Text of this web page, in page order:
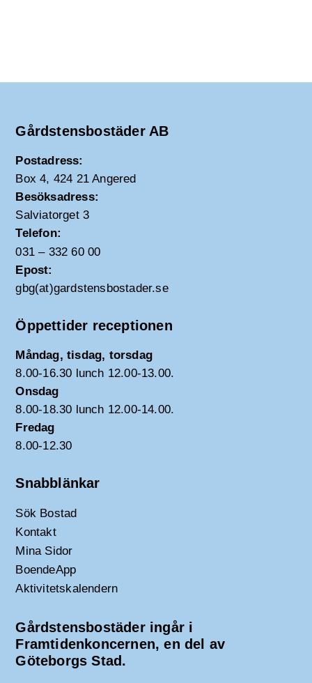
Gårdstensbostäder AB
Postadress:
Box 4, 424 21 Angered
Besöksadress:
Salviatorget 3
Telefon:
031 – 332 60 00
Epost:
gbg(at)gardstensbostader.se
Öppettider receptionen
Måndag, tisdag, torsdag
8.00-16.30 lunch 12.00-13.00.
Onsdag
8.00-18.30 lunch 12.00-14.00.
Fredag
8.00-12.30
Snabblänkar
Sök Bostad
Kontakt
Mina Sidor
BoendeApp
Aktivitetskalendern
Gårdstensbostäder ingår i
Framtidenkoncernen, en del av
Göteborgs Stad.